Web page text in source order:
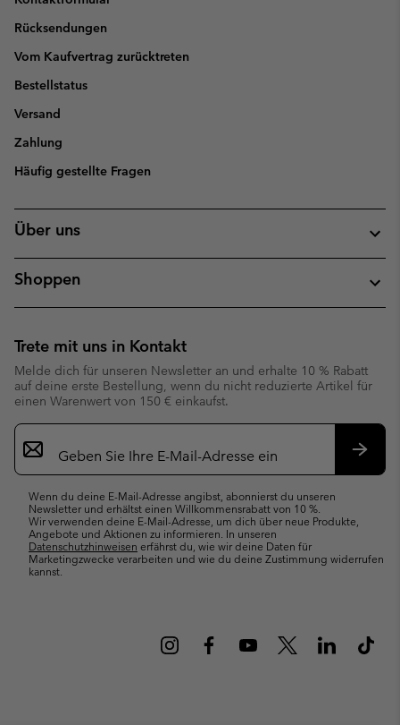
Rücksendungen
Vom Kaufvertrag zurücktreten
Bestellstatus
Versand
Zahlung
Häufig gestellte Fragen
Über uns
Shoppen
Trete mit uns in Kontakt
Melde dich für unseren Newsletter an und erhalte 10 % Rabatt
auf deine erste Bestellung, wenn du nicht reduzierte Artikel für
einen Warenwert von 150 € einkaufst.
Newsletter-
Anmeldung
Wenn du deine E-Mail-Adresse angibst, abonnierst du unseren
Newsletter und erhältst einen Willkommensrabatt von 10 %.
Wir verwenden deine E-Mail-Adresse, um dich über neue Produkte,
Angebote und Aktionen zu informieren. In unseren
Datenschutzhinweisen erfährst du, wie wir deine Daten für
Marketingzwecke verarbeiten und wie du deine Zustimmung widerrufen
kannst.